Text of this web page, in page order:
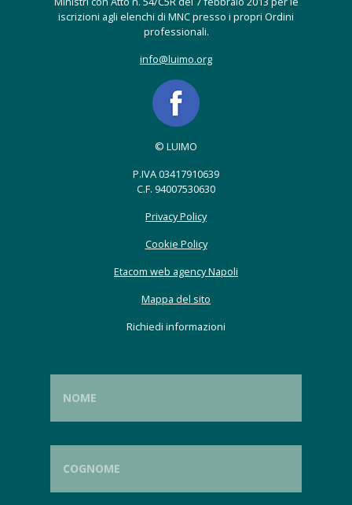
iscrizioni agli elenchi di MNC presso i propri Ordini
professionali.
info@luimo.org
© LUIMO
P.IVA 03417910639
C.F. 94007530630
Privacy Policy
Cookie Policy
Etacom web agency Napoli
Mappa del sito
Richiedi informazioni